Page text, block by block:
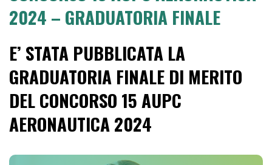
2024 – GRADUATORIA FINALE
E’ STATA PUBBLICATA LA
GRADUATORIA FINALE DI MERITO
DEL CONCORSO 15 AUPC
AERONAUTICA 2024